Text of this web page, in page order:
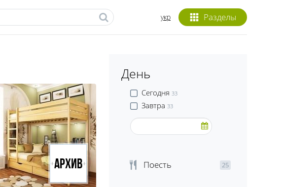
Разделы
укр
Архив
День
Сегодня 33
Завтра 33
Поесть 25